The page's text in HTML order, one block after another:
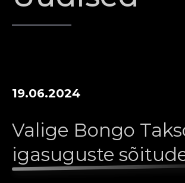
LISAGE
UUDISED
19.06.2024
Valige Bongo
igasuguste